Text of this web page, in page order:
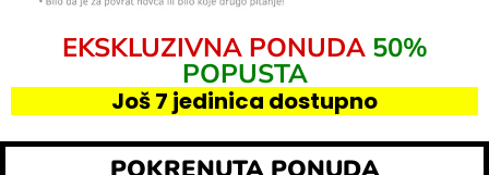
EKSKLUZIVNA PONUDA 50%
POPUSTA
Još 7 jedinica dostupno